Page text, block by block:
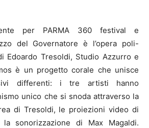
per PARMA 360 festival e
del Governatore è l’opera poli-
Edoardo Tresoldi, Studio Azzurro e
è un progetto corale che unisce
differenti: i tre artisti hanno
unico che si snoda attraverso la
di Tresoldi, le proiezioni video di
sonorizzazione di Max Magaldi.